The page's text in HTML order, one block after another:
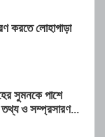
করতে লোহাগাড়া
সুমনকে পাশে
তথ্য ও সম্প্রসারণ
আলম